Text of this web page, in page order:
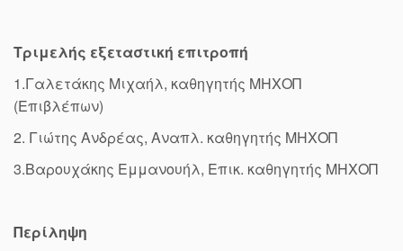
Τριμελής εξεταστική επιτροπή
1.Γαλετάκης Μιχαήλ, καθηγητής ΜΗΧΟΠ
(Επιβλέπων)
2. Γιώτης Ανδρέας, Αναπλ. καθηγητής ΜΗΧΟΠ
3.Βαρουχάκης Εμμανουήλ, Επικ. καθηγητής ΜΗΧΟΠ
Περίληψη